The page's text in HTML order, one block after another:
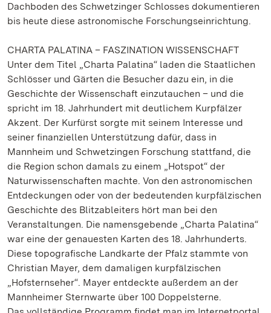
Dachboden des Schwetzinger Schlosses dokumentieren
bis heute diese astronomische Forschungseinrichtung.
CHARTA PALATINA – FASZINATION WISSENSCHAFT
Unter dem Titel „Charta Palatina“ laden die Staatlichen
Schlösser und Gärten die Besucher dazu ein, in die
Geschichte der Wissenschaft einzutauchen – und die
spricht im 18. Jahrhundert mit deutlichem Kurpfälzer
Akzent. Der Kurfürst sorgte mit seinem Interesse und
seiner finanziellen Unterstützung dafür, dass in
Mannheim und Schwetzingen Forschung stattfand, die
die Region schon damals zu einem „Hotspot“ der
Naturwissenschaften machte. Von den astronomischen
Entdeckungen oder von der bedeutenden kurpfälzischen
Geschichte des Blitzableiters hört man bei den
Veranstaltungen. Die namensgebende „Charta Palatina“
war eine der genauesten Karten des 18. Jahrhunderts.
Diese topografische Landkarte der Pfalz stammte von
Christian Mayer, dem damaligen kurpfälzischen
„Hofsternseher“. Mayer entdeckte außerdem an der
Mannheimer Sternwarte über 100 Doppelsterne.